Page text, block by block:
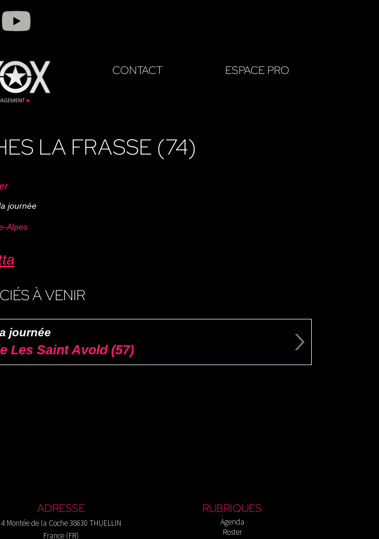
CONTACT ESPACE PRO
LA FRASSE (74)
journée
Alpes
À VENIR
Les Saint Avold (57)
journée
ADRESSE
4 Montée de la Coche 38630 THUELLIN
France (FR)
RUBRIQUES
Agenda
Roster